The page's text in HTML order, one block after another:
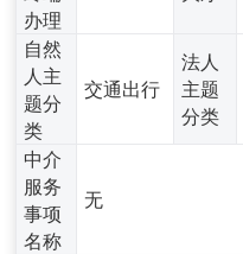
办理
自然
人主
题分
类
交通出行
法人
主题
分类
中介
服务
事项
名称
无